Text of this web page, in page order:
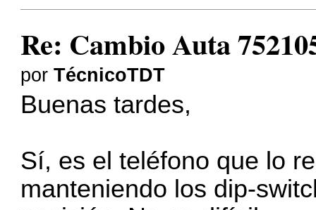
Re: Cambio Auta
porTécnicoTDT
Buenas tardes,
Sí, es el teléfono que lo
manteniendo los dip-